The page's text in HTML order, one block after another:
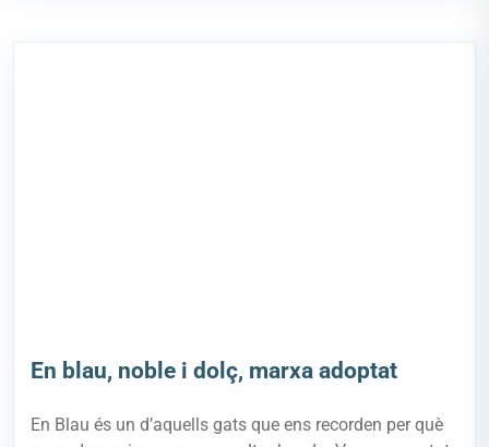
En blau, noble i dolç, marxa adoptat
En Blau és un d’aquells gats que ens recorden per què